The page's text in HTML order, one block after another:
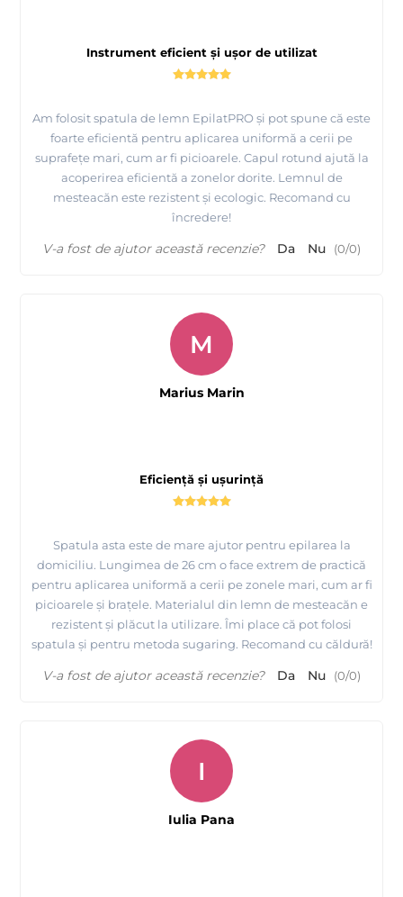
Instrument eficient și ușor de utilizat
Am folosit spatula de lemn EpilatPRO și pot spune că este
foarte eficientă pentru aplicarea uniformă a cerii pe
suprafețe mari, cum ar fi picioarele. Capul rotund ajută la
acoperirea eficientă a zonelor dorite. Lemnul de
mesteacăn este rezistent și ecologic. Recomand cu
încredere!
V-a fost de ajutor această recenzie? Da Nu (0/0)
Eficiență și ușurință
Spatula asta este de mare ajutor pentru epilarea la
domiciliu. Lungimea de 26 cm o face extrem de practică
pentru aplicarea uniformă a cerii pe zonele mari, cum ar fi
picioarele și brațele. Materialul din lemn de mesteacăn e
rezistent și plăcut la utilizare. Îmi place că pot folosi
spatula și pentru metoda sugaring. Recomand cu căldură!
M
Marius Marin
V-a fost de ajutor această recenzie? Da Nu (0/0)
I
Iulia Pana